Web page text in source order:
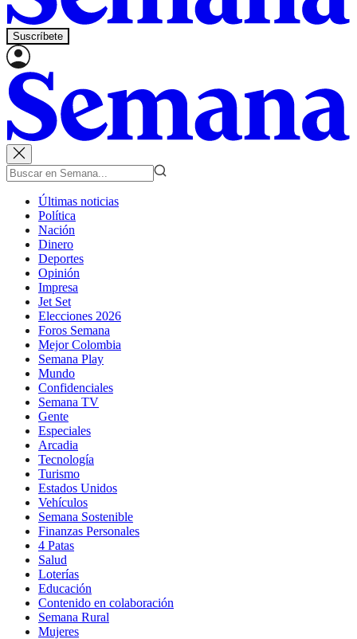
Suscríbete
Últimas noticias
Política
Nación
Dinero
Deportes
Opinión
Impresa
Jet Set
Elecciones 2026
Foros Semana
Mejor Colombia
Semana Play
Mundo
Confidenciales
Semana TV
Gente
Especiales
Arcadia
Tecnología
Turismo
Estados Unidos
Vehículos
Semana Sostenible
Finanzas Personales
4 Patas
Salud
Loterías
Educación
Contenido en colaboración
Semana Rural
Mujeres